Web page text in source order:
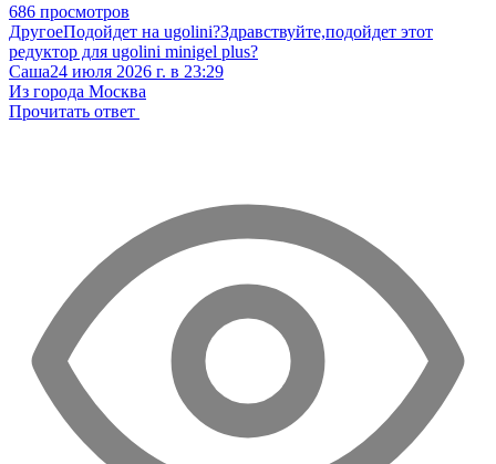
686 просмотров
ДругоеПодойдет на ugolini?Здравствуйте,подойдет этот
редуктор для ugolini minigel plus?
Саша24 июля 2026 г. в 23:29
Из города Москва
Прочитать ответ